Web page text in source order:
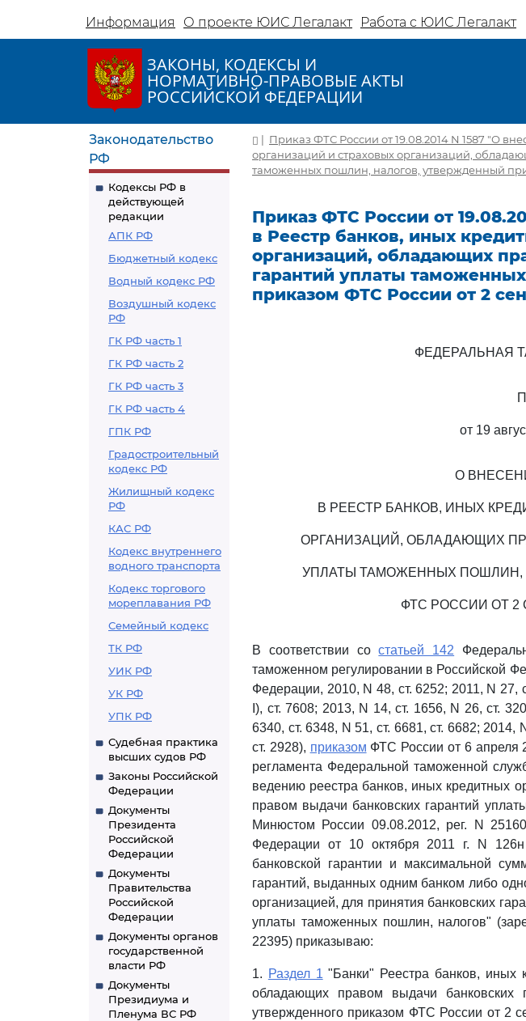
Информация О проекте ЮИС Легалакт Работа с ЮИС Легалакт
ЗАКОНЫ, КОДЕКСЫ И
НОРМАТИВНО-ПРАВОВЫЕ АКТЫ
РОССИЙСКОЙ ФЕДЕРАЦИИ
Законодательство
РФ
Кодексы РФ в
действующей
редакции
АПК РФ
Бюджетный кодекс
Водный кодекс РФ
Воздушный кодекс
РФ
ГК РФ часть 1
ГК РФ часть 2
ГК РФ часть 3
ГК РФ часть 4
ГПК РФ
Градостроительный
кодекс РФ
Жилищный кодекс
РФ
КАС РФ
Кодекс внутреннего
водного транспорта
Кодекс торгового
мореплавания РФ
Семейный кодекс
ТК РФ
УИК РФ
УК РФ
УПК РФ
Судебная практика
высших судов РФ
Законы Российской
Федерации
Документы
Президента
Российской
Федерации
Документы
Правительства
Российской
Федерации
Документы органов
государственной
власти РФ
Документы
Президиума и
Пленума ВС РФ
| Приказ ФТС России от 19.08.2014 N 1587 "О
организаций и страховых организаций,
таможенных пошлин, налогов, утвержденный
Приказ ФТС России от
в Реестр банков, иных
организаций, обладающих
гарантий уплаты
приказом ФТС России от 2
ФЕДЕРАЛЬНАЯ
от 19
О
В РЕЕСТР БАНКОВ, ИНЫХ
ОРГАНИЗАЦИЙ, ОБЛАДАЮЩИХ
УПЛАТЫ ТАМОЖЕННЫХ ПОШЛИН,
ФТС РОССИИ ОТ 2
В соответствии состатьей 142
таможенном регулировании в Российской
Федерации, 2010, N 48, ст. 6252; 2011, N 27,
I), ст. 7608; 2013, N 14, ст. 1656, N 26, ст.
6340, ст. 6348, N 51, ст. 6681, ст. 6682; 2014,
ст. 2928), приказом ФТС России от 6 апреля
регламента Федеральной таможенной
ведению реестра банков, иных кредитных
правом выдачи банковских гарантий
Минюстом России 09.08.2012, рег. N
Федерации от 10 октября 2011 г. N
банковской гарантии и максимальной
гарантий, выданных одним банком либо
организацией, для принятия банковских
уплаты таможенных пошлин, налогов"
22395) приказываю:
1. Раздел 1 "Банки" Реестра банков, иных
обладающих правом выдачи банковских
утвержденного приказом ФТС России от 2